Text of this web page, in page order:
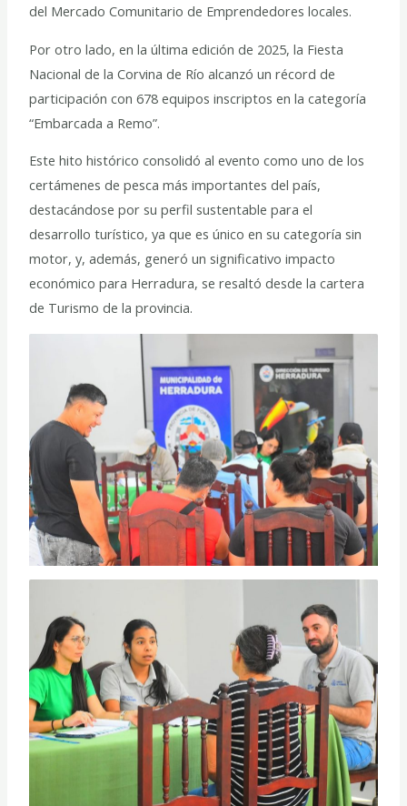
del Mercado Comunitario de Emprendedores locales.
Por otro lado, en la última edición de 2025, la Fiesta
Nacional de la Corvina de Río alcanzó un récord de
participación con 678 equipos inscriptos en la categoría
“Embarcada a Remo”.
Este hito histórico consolidó al evento como uno de los
certámenes de pesca más importantes del país,
destacándose por su perfil sustentable para el
desarrollo turístico, ya que es único en su categoría sin
motor, y, además, generó un significativo impacto
económico para Herradura, se resaltó desde la cartera
de Turismo de la provincia.